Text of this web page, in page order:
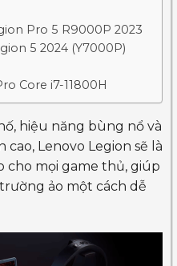
Pro 5 R9000P 2023
5 2024 (Y7000P)
Core i7-11800H
hiệu năng bùng nổ và
Lenovo Legion sẽ là
cho mọi game thủ, giúp
ảo một cách dễ